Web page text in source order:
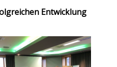
Entwicklung